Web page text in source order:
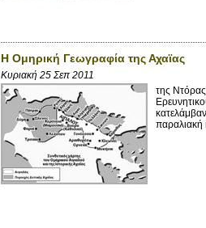
Η Ομηρική Γεωγραφία της Αχαϊας
Κυριακή 25 Σεπ 2011
της
παραλιακή